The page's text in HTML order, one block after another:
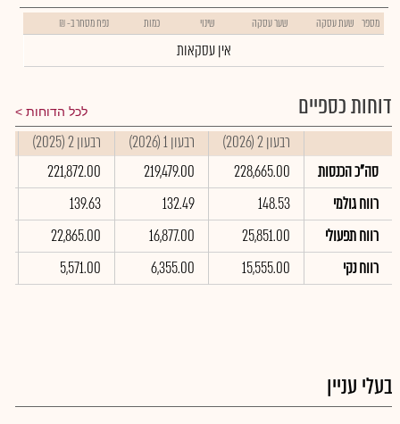
מספר שעת עסקה שער עסקה שינוי כמות נפח מסחר ב- ₪
אין עסקאות
דוחות כספיים לכל הדוחות
רבעון 2 (2026) רבעון 1 (2026) רבעון 2 (2025)
סה"כ הכנסות
228,665.00
219,479.00
221,872.00
רווח גולמי
148.53
132.49
139.63
רווח תפעולי
25,851.00
16,877.00
22,865.00
רווח נקי
15,555.00
6,355.00
5,571.00
בעלי עניין